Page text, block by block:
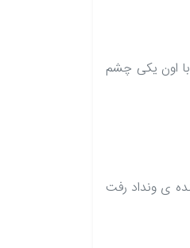
اون یکی چشم
ی ونداد رفت